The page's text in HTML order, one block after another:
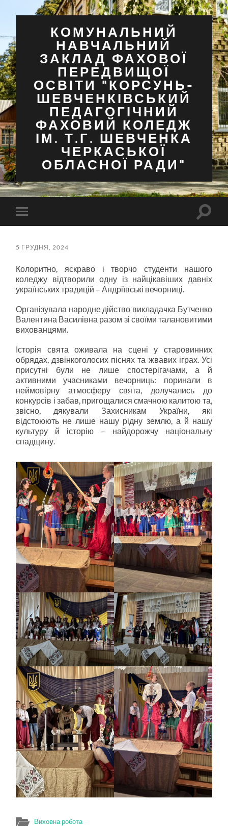
КОМУНАЛЬНИЙ
НАВЧАЛЬНИЙ
ЗАКЛАД ФАХОВОЇ
ПЕРЕДВИЩОЇ
ОСВІТИ "КОРСУНЬ-
ШЕВЧЕНКІВСЬКИЙ
ПЕДАГОГІЧНИЙ
ФАХОВИЙ КОЛЕДЖ
ІМ. Т.Г. ШЕВЧЕНКА
ЧЕРКАСЬКОЇ
ОБЛАСНОЇ РАДИ"
Перемкнути
мобільне
5 ГРУДНЯ, 2024
Колоритно, яскраво і творчо студенти нашого
коледжу відтворили одну із найцікавіших давніх
українських традицій – Андріївські вечорниці.
Організувала народне дійство викладачка Бутченко
Валентина Василівна разом зі своїми талановитими
вихованцями.
Історія свята оживала на сцені у старовинних
обрядах, дзвінкоголосих піснях та жвавих іграх. Усі
присутні були не лише спостерігачами, а й
активними учасниками вечорниць: поринали в
неймовірну атмосферу свята, долучались до
конкурсів і забав, пригощалися смачною калитою та,
звісно, дякували Захисникам України, які
відстоюють не лише нашу рідну землю, а й нашу
культуру й історію – найдорожчу національну
спадщину.
Виховна робота